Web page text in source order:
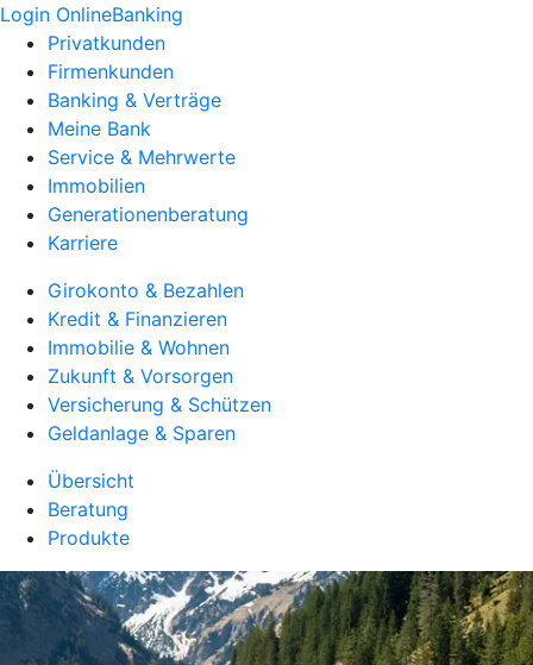
Login OnlineBanking
Privatkunden
Firmenkunden
Banking & Verträge
Meine Bank
Service & Mehrwerte
Immobilien
Generationenberatung
Karriere
Girokonto & Bezahlen
Kredit & Finanzieren
Immobilie & Wohnen
Zukunft & Vorsorgen
Versicherung & Schützen
Geldanlage & Sparen
Übersicht
Beratung
Produkte